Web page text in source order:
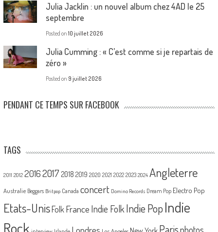
Julia Jacklin : un nouvel album chez 4AD le 25
septembre
Posted on 10 juillet 2026
Julia Cumming : « C’est comme si je repartais de
zéro »
Posted on 9 juillet 2026
PENDANT CE TEMPS SUR FACEBOOK
TAGS
2011 2012 20162017 2018 2019 2020 2021 2022 2023 2024 Angleterre
Australie Beggars Britpop Canada concert Domino Records Dream Pop Electro Pop
Etats-UnisFolk France Indie Folk Indie PopIndie
Rock
Londres Parisphotos